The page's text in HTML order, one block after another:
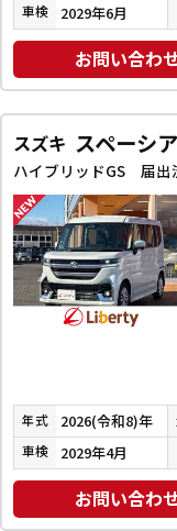
車検 2029年6月
お問い合わ
スズキ スペーシ
年式 2026(令和8)年
車検 2029年4月
お問い合わ